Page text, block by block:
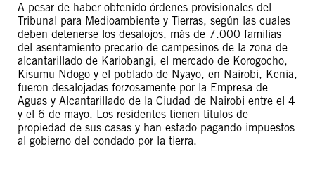
A pesar de haber obtenido órdenes provisionales del
Tribunal para Medioambiente y Tierras, según las cuales
deben detenerse los desalojos, más de 7.000 familias
del asentamiento precario de campesinos de la zona de
alcantarillado de Kariobangi, el mercado de Korogocho,
Kisumu Ndogo y el poblado de Nyayo, en Nairobi, Kenia,
fueron desalojadas forzosamente por la Empresa de
Aguas y Alcantarillado de la Ciudad de Nairobi entre el 4
y el 6 de mayo. Los residentes tienen títulos de
propiedad de sus casas y han estado pagando impuestos
al gobierno del condado por la tierra.